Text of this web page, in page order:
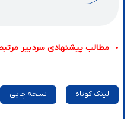
مطالب پیشنهادی سردبیر
لینک کوتاه نسخه چاپی